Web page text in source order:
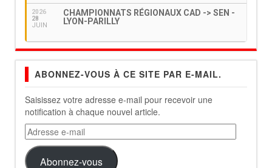
2026
28
JUIN
CHAMPIONNATS RÉGIONAUX CAD -> SEN -
LYON-PARILLY
ABONNEZ-VOUS À CE SITE PAR E-MAIL.
Saisissez votre adresse e-mail pour recevoir une
notification à chaque nouvel article.
Adresse
e-
mail
Abonnez-vous